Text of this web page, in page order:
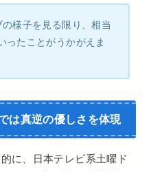
様子を見る限り、相当
ったことがうかがえま
は真逆の優しさを体現
に、日本テレビ系土曜ド